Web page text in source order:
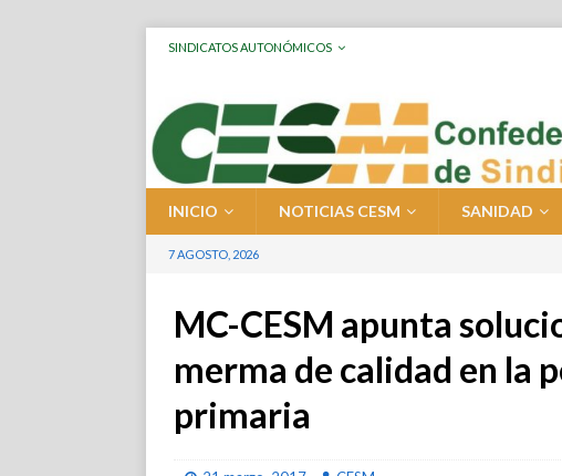
SINDICATOS AUTONÓMICOS
INICIO NOTICIAS CESM SANIDAD
7 AGOSTO, 2026
MC-CESM apunta
merma de calidad en la
primaria